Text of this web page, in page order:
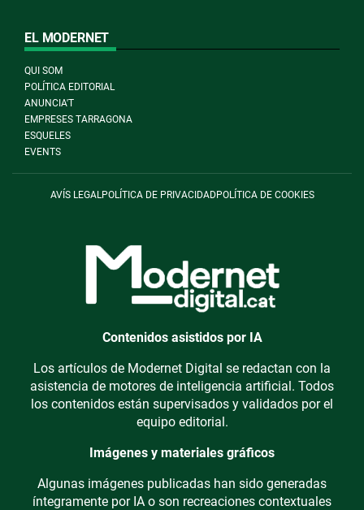
EL MODERNET
QUI SOM
POLÍTICA EDITORIAL
ANUNCIA'T
EMPRESES TARRAGONA
ESQUELES
EVENTS
AVÍS LEGAL POLÍTICA DE PRIVACIDADPOLÍTICA DE COOKIES
Contenidos asistidos por IA
Los artículos de Modernet Digital se redactan con la
asistencia de motores de inteligencia artificial. Todos
los contenidos están supervisados y validados por el
equipo editorial.
Imágenes y materiales gráficos
Algunas imágenes publicadas han sido generadas
íntegramente por IA o son recreaciones contextuales